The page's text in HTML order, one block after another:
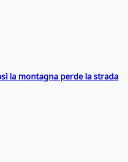
la montagna perde la strada